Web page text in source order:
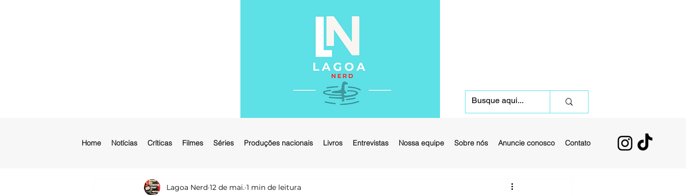
Home Notícias Críticas Filmes Séries Produções nacionais Livros Entrevistas Nossa equipe Sobre nós Anuncie conosco Contato
Lagoa Nerd 12 de mai. 1 min de leitura